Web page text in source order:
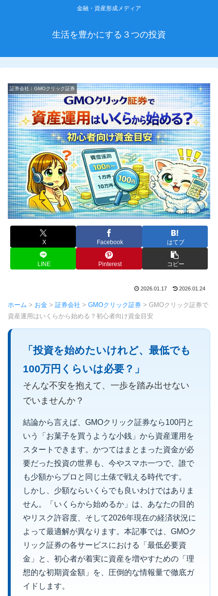
金融・資産形成メディア
生活を豊かにする３つの投資
証券会社︰GMOクリック証券
X Facebook はてブ
LINE Pinterest コピー
2026.01.17 2026.01.24
ホーム > お金 > 証券会社 > GMOクリック証券 > GMOクリック証券で
資産運用はいくらから始める？初心者向け資金目安
「投資を始めたいけれど、最低でも
100万円くらいは必要？」
そんな不安を抱えて、一歩を踏み出せない
でいませんか？
結論から言えば、GMOクリック証券なら100円と
いう「お菓子を買うような小銭」から資産運用を
スタートできます。かつてはまとまった資金が必
要だった投資の世界も、今やスマホ一つで、誰で
も少額からプロと同じ土俵で戦える時代です。
しかし、少額ならいくらでも良いわけではありま
せん。「いくらから始めるか」は、あなたの目的
やリスク許容度、そして2026年現在の経済状況に
よって最適解が異なります。本記事では、GMOク
リック証券の各サービスにおける「最低必要資
金」と、初心者が着実に資産を増やすための「理
想的な初期資金額」を、圧倒的な情報量で徹底ガ
イドします。